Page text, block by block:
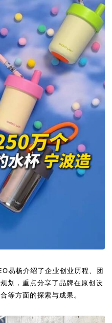
易杨介绍了企业创业历程、团
划，重点分享了品牌在原创设
等方面的探索与成果。